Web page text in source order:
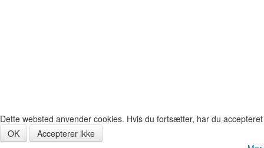
Dette websted anvender cookies. Hvis du fortsætter, har du
OK
Accepterer ikke